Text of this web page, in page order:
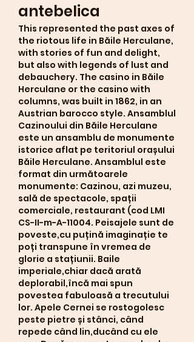
antebelica
This represented the past axes of
the riotous life in Băile Herculane,
with stories of fun and delight,
but also with legends of lust and
debauchery. The casino in Băile
Herculane or the casino with
columns, was built in 1862, in an
Austrian barocco style. Ansamblul
Cazinoului din Băile Herculane
este un ansamblu de monumente
istorice aflat pe teritoriul orașului
Băile Herculane. Ansamblul este
format din următoarele
monumente: Cazinou, azi muzeu,
sală de spectacole, spații
comerciale, restaurant (cod LMI
CS-II-m-A-11004. Peisajele sunt de
poveste,cu puțină imaginație te
poți transpune în vremea de
glorie a stațiunii. Baile
imperiale,chiar dacă arată
deplorabil,încă mai spun
povestea fabuloasă a trecutului
lor. Apele Cernei se rostogolesc
peste pietre și stânci, când
repede când lin,ducând cu ele